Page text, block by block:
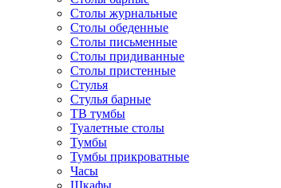
Столы журнальные
Столы обеденные
Столы письменные
Столы придиванные
Столы пристенные
Стулья
Стулья барные
ТВ тумбы
Туалетные столы
Тумбы
Тумбы прикроватные
Часы
Шкафы